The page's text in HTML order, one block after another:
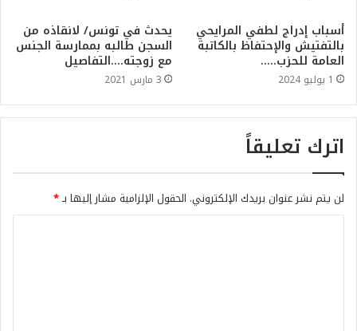
أسباب إدراج لطفي المرايحي
بالتفتيش والإحتفاظ بالكاتبة
العامة للحزب…..
1 يوليو 2024
يحدث في تونس/ لانقاذه من
السجن طالبه بممارسة الجنس
مع زوجته….التفاصيل
3 مارس 2021
اترك تعليقاً
لن يتم نشر عنوان بريدك الإلكتروني. الحقول الإلزامية مشار إليها بـ*